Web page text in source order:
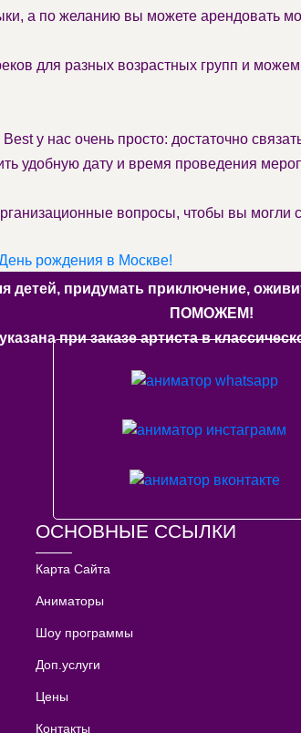
а по желанию вы можете арендовать
для разных возрастных групп и
у нас очень просто: достаточно
удобную дату и время проведения
вопросы, чтобы вы могли
рождения в Москве!
детей, придумать приключение,
ПОМОЖЕМ!
при заказе артиста в
ОСНОВНЫЕ ССЫЛКИ
Карта Сайта
Аниматоры
Шоу программы
Доп.услуги
Цены
Контакты